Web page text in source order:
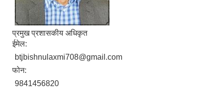
प्रमुख प्रशासकीय अधिकृत
ईमेल:
btjbishnulaxmi708@gmail.com
फोन:
9841456820